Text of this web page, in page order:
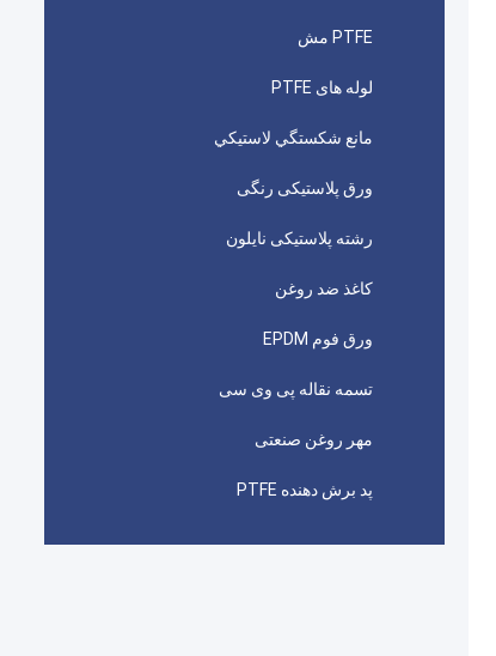
PTFE مش
لوله های PTFE
مانع شكستگي لاستيكي
ورق پلاستیکی رنگی
رشته پلاستیکی نایلون
کاغذ ضد روغن
ورق فوم EPDM
تسمه نقاله پی وی سی
مهر روغن صنعتی
پد برش دهنده PTFE